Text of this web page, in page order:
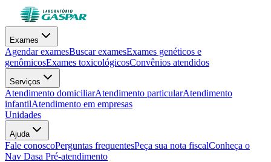
Exames
Agendar examesBuscar examesExames genéticos e
genômicosExames toxicológicosConvênios atendidos
Serviços
Atendimento domiciliarAtendimento particularAtendimento
infantilAtendimento em empresas
Unidades
Ajuda
Fale conoscoPerguntas frequentesPeça sua nota fiscalConheça o
Nav Dasa Pré-atendimento